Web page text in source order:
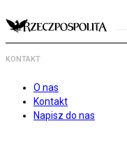
KONTAKT
O nas
Kontakt
Napisz do nas